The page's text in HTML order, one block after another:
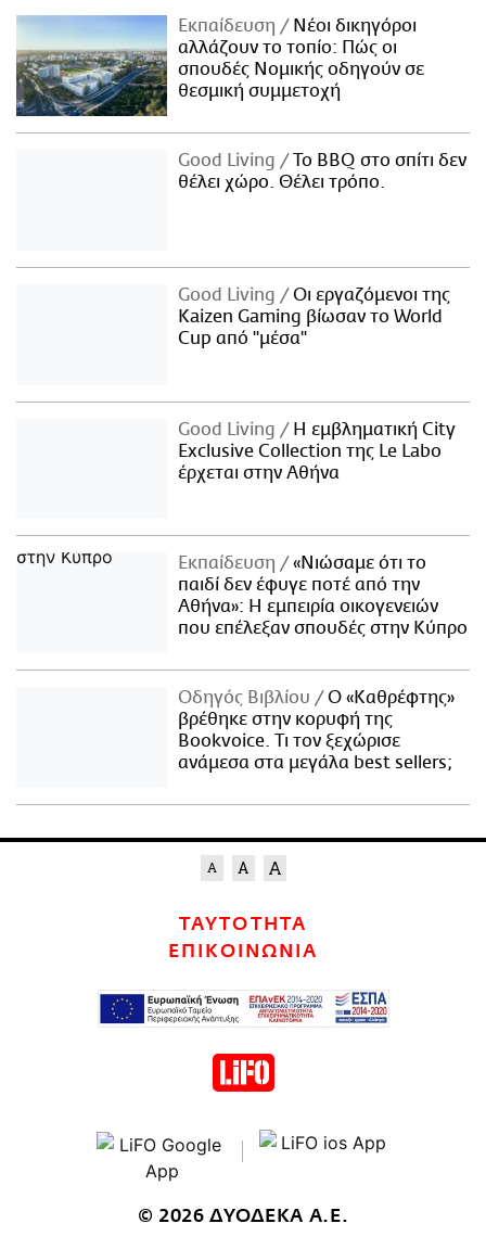
Εκπαίδευση
Νέοι δικηγόροι
αλλάζουν το τοπίο: Πώς οι
σπουδές Νομικής οδηγούν σε
θεσμική συμμετοχή
Good Living
Το BBQ στο σπίτι δεν
θέλει χώρο. Θέλει τρόπο.
Good Living
Οι εργαζόμενοι της
Kaizen Gaming βίωσαν το World
Cup από "μέσα"
Good Living
Η εμβληματική City
Exclusive Collection της Le Labo
έρχεται στην Αθήνα
Εκπαίδευση
«Νιώσαμε ότι το
παιδί δεν έφυγε ποτέ από την
Αθήνα»: Η εμπειρία οικογενειών
που επέλεξαν σπουδές στην Κύπρο
Οδηγός Βιβλίου
Ο «Καθρέφτης»
βρέθηκε στην κορυφή της
Bookvoice. Τι τον ξεχώρισε
ανάμεσα στα μεγάλα best sellers;
ΤΑΥΤΟΤΗΤΑ
ΕΠΙΚΟΙΝΩΝΙΑ
© 2026 ΔΥΟΔΕΚΑ Α.Ε.